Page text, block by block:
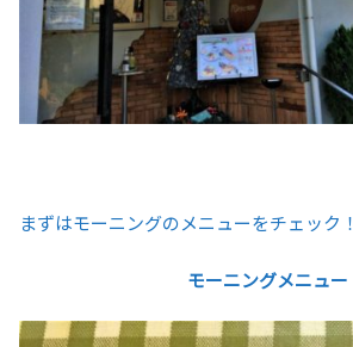
まずはモーニングのメニューをチェック！
モーニングメニュー